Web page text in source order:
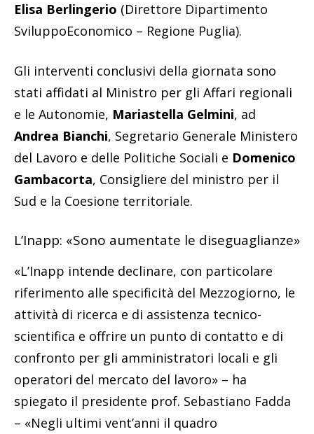
Elisa Berlingerio (Direttore Dipartimento
SviluppoEconomico – Regione Puglia).
Gli interventi conclusivi della giornata sono
stati affidati al Ministro per gli Affari regionali
e le Autonomie, Mariastella Gelmini, ad
Andrea Bianchi, Segretario Generale Ministero
del Lavoro e delle Politiche Sociali e Domenico
Gambacorta, Consigliere del ministro per il
Sud e la Coesione territoriale.
L’Inapp: «Sono aumentate le diseguaglianze»
«L’Inapp intende declinare, con particolare
riferimento alle specificità del Mezzogiorno, le
attività di ricerca e di assistenza tecnico-
scientifica e offrire un punto di contatto e di
confronto per gli amministratori locali e gli
operatori del mercato del lavoro» – ha
spiegato il presidente prof. Sebastiano Fadda
– «Negli ultimi vent’anni il quadro